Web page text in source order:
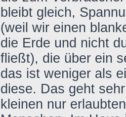
bleibt gleich,
(weil wir einen
die Erde und nicht
fließt), die über ein
das ist weniger als
diese. Das geht
kleinen nur